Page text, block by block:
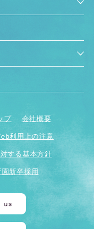
プ 会社概要
利用上の注意
する基本方針
園新卒採用